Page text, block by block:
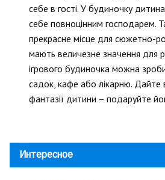
себе в гості. У будиночку
себе повноцінним господарем.
прекрасне місце для сюжетно-
мають величезне значення для
ігрового будиночка можна
садок, кафе або лікарню.
фантазії дитини – подаруйте
Интересное